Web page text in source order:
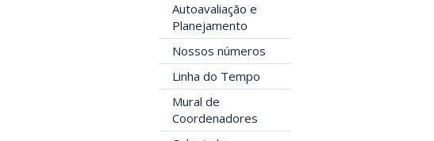
Autoavaliação e
Planejamento
Nossos números
Linha do Tempo
Mural de
Coordenadores